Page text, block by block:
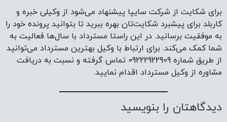
برای شکایت از شرکت سایپا پیشنهاد می‌شود از وکیلی خبره و
کاربلد برای پیشبرد شکایت‌تان بهره ببرید تا بتوانید پرونده خود را
به موفقیت برسانید. در این راستا مسترداد با سال‌ها فعالیت به
شما کمک می‌کند. برای ارتباط با وکیل بهترین مسترداد می‌توانید
از طریق شماره 09222922909 تماس گرفته و نسبت به دریافت
مشاوره از وکیل مسترداد اقدام نمایید.
دیدگاهتان را بنویسید